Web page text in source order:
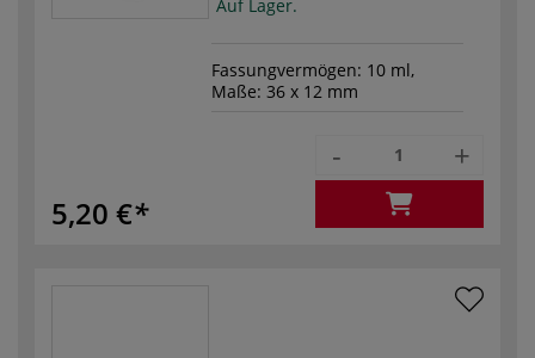
Auf Lager.
Fassungvermögen: 10 ml,
Maße: 36 x 12 mm
5,20 €
- +